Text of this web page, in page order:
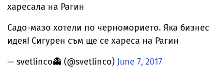
харесала на Рагин
Садо-мазо хотели по черноморието. Яка бизнес
идея! Сигурен съм ще се хареса на Рагин
— svetlinco👻 (@svetlinco) June 7, 2017